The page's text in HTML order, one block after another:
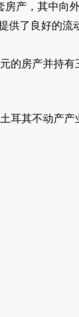
产，其中向
供了良好的流
的房产并持
耳其不动产